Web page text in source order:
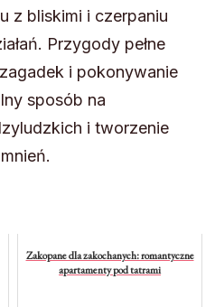
z bliskimi i czerpaniu
Przygody pełne
i pokonywanie
sposób na
i tworzenie
Zakopane dla zakochanych: romantyczne
apartamenty pod tatrami